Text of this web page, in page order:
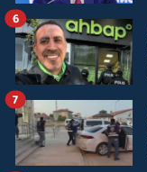
6
7